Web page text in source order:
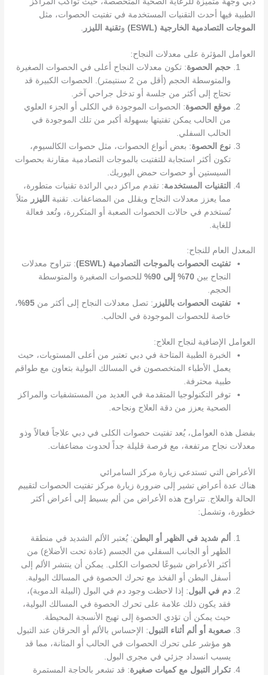
الطبية فيها أحدث التقنيات المستخدمة في تفتيت الحصوات، مثل
الموجات التصادمية الخارجية (ESWL)
وتقنية الليزر
العوامل المؤثرة على معدلات النجاح:
حجم الحصوة: تكون معدلات النجاح أعلى في الحصوات الصغيرة
والمتوسطة الحجم (أقل من 2 سنتيمتر). الحصوات الكبيرة قد
تحتاج إلى أكثر من جلسة أو تدخل جراحي آخر.
موقع الحصوة: الحصوات الموجودة في الكلى أو الجزء العلوي
من الحالب يمكن تفتيتها بسهولة أكبر من تلك الموجودة في
الحالب السفلي.
نوع الحصوة: بعض أنواع الحصوات، مثل حصوات الكالسيوم،
تكون أكثر استجابة للتفتيت بالموجات التصادمية مقارنة بحصوات
السيستين أو حصوات حمض اليوريك.
التقنيات المستخدمة: تقدم مراكز دبي الرائدة تقنيات متطورة،
مما يعزز معدلات النجاح ويقلل من المضاعفات. تقنية الليزر مثلاً
تُستخدم في حالات الحصوات الصعبة أو المتكررة، وتُعد فعالة
للغاية.
المعدل العام للنجاح:
تفتيت الحصوات بالموجات التصادمية (ESWL)
: تتراوح معدلات
النجاح بين70% إلى 90%
للحصوات الصغيرة والمتوسطة
الحجم.
تفتيت الحصوات بالليزر : تصل معدلات النجاح إلى أكثر من95%
،
خاصة للحصوات الموجودة في الحالب.
العوامل الإضافية لنجاح العلاج:
الخبرة الطبية المتاحة في دبي تعتبر من أعلى المستويات، حيث
يعمل الأطباء المتخصصون في المسالك البولية بتعاون مع طواقم
طبية محترفة.
توفر التكنولوجيا المتقدمة في العديد من المستشفيات والمراكز
الصحية يعزز من دقة العلاج ونجاحه.
بفضل هذه العوامل، يُعد تفتيت حصوات الكلى في دبي علاجاً فعالاً وذو
معدلات نجاح مرتفعة، مع فرصة قليلة جداً لحدوث مضاعفات.
الأعراض التي تستدعي زيارة مركز السامرائي
هناك عدة أعراض تشير إلى ضرورة زيارة مركز تفتيت الحصوات لتقييم
الحالة والعلاج. تتراوح هذه الأعراض من ألم بسيط إلى أعراض أكثر
خطورة، وتشمل:
ألم شديد في الظهر أو البطن: يُعتبر الألم الشديد في منطقة
الظهر أو الجانب السفلي من الجسم (عادة تحت الأضلاع) من
أكثر الأعراض شيوعًا لحصوات الكلى. يمكن أن ينتشر الألم إلى
أسفل البطن أو الفخذ مع تحرك الحصوة في المسالك البولية.
دم في البول: إذا لاحظت وجود دم في البول (البيلة الدموية)،
فقد يكون ذلك علامة على تحرك الحصوة في المسالك البولية،
حيث يمكن أن تؤدي الحصوة إلى تهيج الأنسجة المحيطة.
صعوبة أو ألم أثناء التبول: الإحساس بالألم أو الحرقان عند التبول
هو مؤشر على تحرك الحصوات في الحالب أو المثانة، مما قد
يسبب انسداد جزئي في مجرى البول.
تكرار التبول مع كميات صغيرة: قد تشعر بالحاجة المستمرة